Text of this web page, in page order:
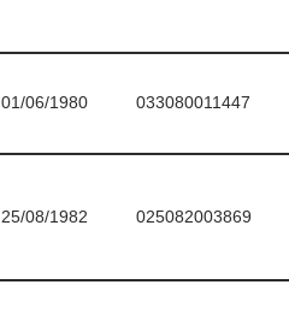
01/06/1980 033080011447
25/08/1982 025082003869